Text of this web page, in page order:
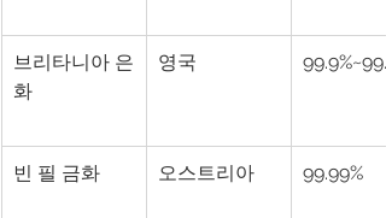
브리타니아 은
화
영국
빈 필 금화 오스트리아 99.99%